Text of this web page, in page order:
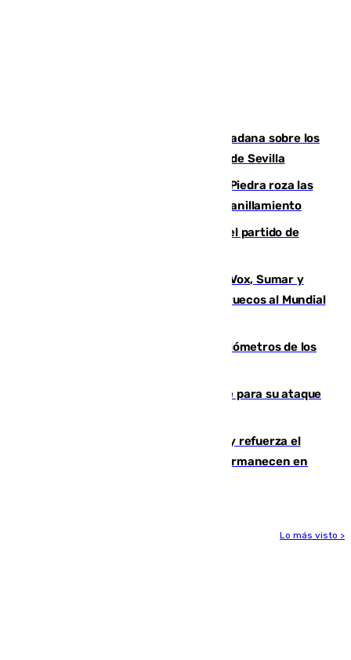
PSOE y Vox critican la consulta ciudadana sobre los
toldos que ha lanzado el Ayuntamiento de Sevilla
La laguna malagueña de Fuente de Piedra roza las
30.000 parejas de flamencos antes del anillamiento
Sigue en directo la retransmisión del partido de
La crisis migratoria de Ceuta une a Vox, Sumar y
Podemos contra la candidatura de Marruecos al Mundial
Diputación limpia de residuos 170 kilómetros de los
El Real Madrid ficha a Yan Diomande para su ataque
El Gobierno instala duchas y baños y refuerza el
CETI para los miles de migrantes que permanecen en
Lo más visto >